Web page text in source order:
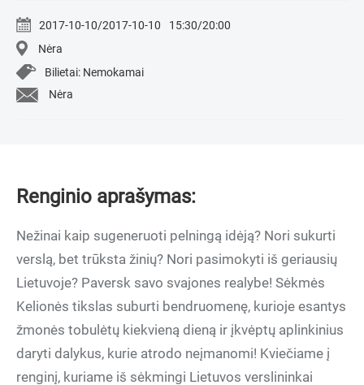
2017-10-10/2017-10-10
15:30/20:00
Nėra
Bilietai: Nemokamai
Nėra
Renginio aprašymas:
Nežinai kaip sugeneruoti pelningą idėją? Nori sukurti
verslą, bet trūksta žinių? Nori pasimokyti iš geriausių
Lietuvoje? Paversk savo svajones realybe! Sėkmės
Kelionės tikslas suburti bendruomenę, kurioje esantys
žmonės tobulėtų kiekvieną dieną ir įkvėptų aplinkinius
daryti dalykus, kurie atrodo neįmanomi! Kviečiame į
renginį, kuriame iš sėkmingi Lietuvos verslininkai